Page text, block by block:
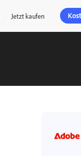
Jetzt kaufen